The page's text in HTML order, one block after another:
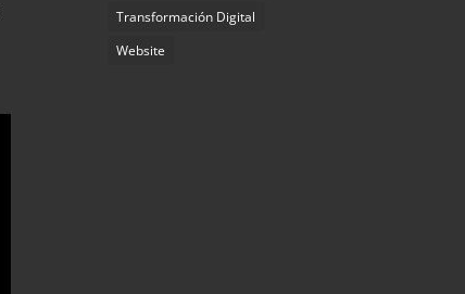
Transformación Digital
Website